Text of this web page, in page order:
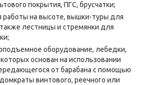
покрытия, ПГС, брусчатки;
на высоте, вышки-туры для
лестницы и стремянки для
оборудование, лебедки,
основан на использовании
от барабана с помощью
винтового, реечного или